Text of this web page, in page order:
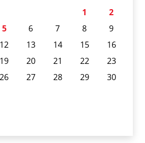
1
2
5 6 7 8
9
12 13 14 15
16
19 20 21 22
23
26 27 28 29
30